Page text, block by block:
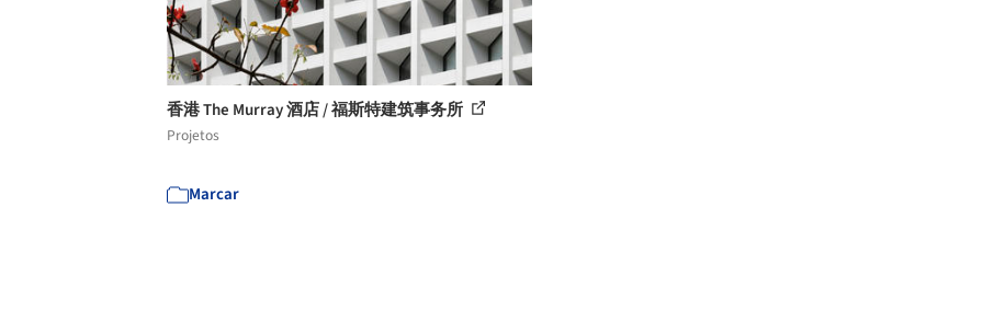
香港 The Murray 酒店 / 福斯特建筑事务所
Projetos
Marcar